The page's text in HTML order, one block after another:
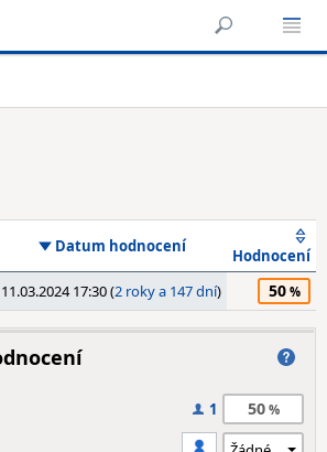
Datum hodnocení
Hodnocení
11.03.2024 17:30 (2 roky a 147 dní) 50
1 50